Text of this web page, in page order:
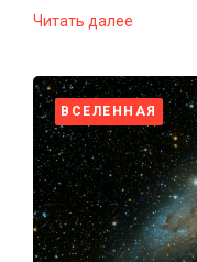
Читать далее
ВСЕЛЕННАЯ